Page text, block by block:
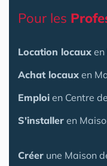
Pour les
Location locaux en
Achat locaux en
Emploi en Centre
S'installer en
Créer une Maison